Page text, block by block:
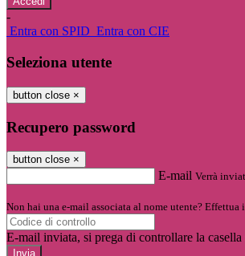
-
Entra con SPID Entra con CIE
Seleziona utente
button close ×
Recupero password
button close ×
E-mail Verrà
Non hai una e-mail associata al nome utente? Effettua
E-mail inviata, si prega di controllare la